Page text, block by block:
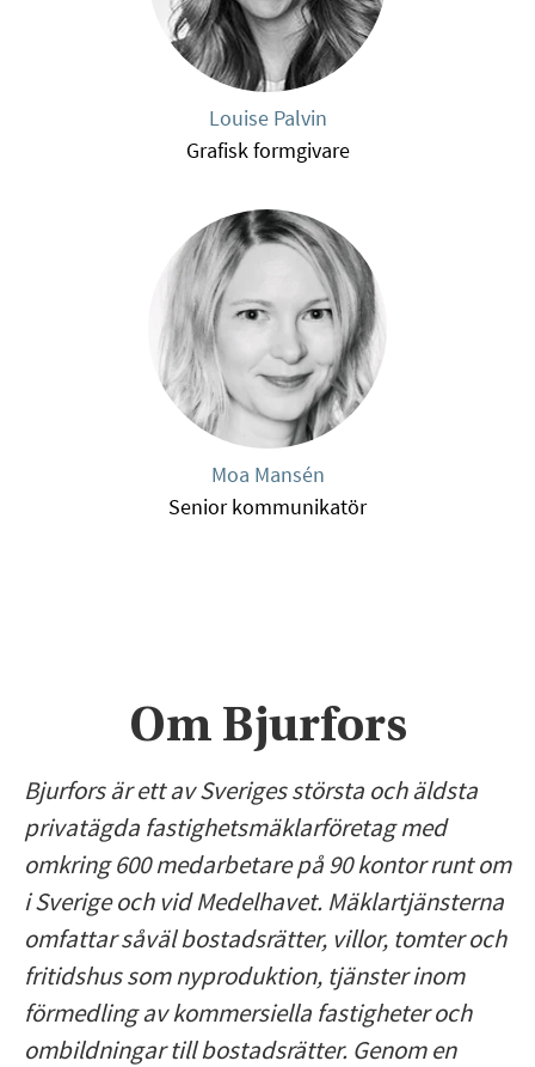
Louise Palvin
Grafisk formgivare
Moa Mansén
Senior kommunikatör
Om Bjurfors
Bjurfors är ett av Sveriges största och äldsta
privatägda fastighetsmäklarföretag med
omkring 600 medarbetare på 90 kontor runt om
i Sverige och vid Medelhavet. Mäklartjänsterna
omfattar såväl bostadsrätter, villor, tomter och
fritidshus som nyproduktion, tjänster inom
förmedling av kommersiella fastigheter och
ombildningar till bostadsrätter. Genom en